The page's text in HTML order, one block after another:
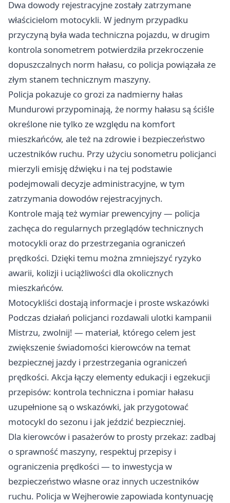
Dwa dowody rejestracyjne zostały zatrzymane
właścicielom motocykli. W jednym przypadku
przyczyną była wada techniczna pojazdu, w drugim
kontrola sonometrem potwierdziła przekroczenie
dopuszczalnych norm hałasu, co policja powiązała ze
złym stanem technicznym maszyny.
Policja pokazuje co grozi za nadmierny hałas
Mundurowi przypominają, że normy hałasu są ściśle
określone nie tylko ze względu na komfort
mieszkańców, ale też na zdrowie i bezpieczeństwo
uczestników ruchu. Przy użyciu sonometru policjanci
mierzyli emisję dźwięku i na tej podstawie
podejmowali decyzje administracyjne, w tym
zatrzymania dowodów rejestracyjnych.
Kontrole mają też wymiar prewencyjny — policja
zachęca do regularnych przeglądów technicznych
motocykli oraz do przestrzegania ograniczeń
prędkości. Dzięki temu można zmniejszyć ryzyko
awarii, kolizji i uciążliwości dla okolicznych
mieszkańców.
Motocykliści dostają informacje i proste wskazówki
Podczas działań policjanci rozdawali ulotki kampanii
Mistrzu, zwolnij! — materiał, którego celem jest
zwiększenie świadomości kierowców na temat
bezpiecznej jazdy i przestrzegania ograniczeń
prędkości. Akcja łączy elementy edukacji i egzekucji
przepisów: kontrola techniczna i pomiar hałasu
uzupełnione są o wskazówki, jak przygotować
motocykl do sezonu i jak jeździć bezpieczniej.
Dla kierowców i pasażerów to prosty przekaz: zadbaj
o sprawność maszyny, respektuj przepisy i
ograniczenia prędkości — to inwestycja w
bezpieczeństwo własne oraz innych uczestników
ruchu. Policja w Wejherowie zapowiada kontynuację